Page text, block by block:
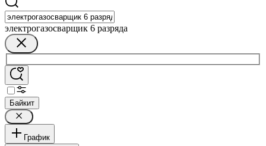
электрогазосварщик 6 разряда
Байкит
График